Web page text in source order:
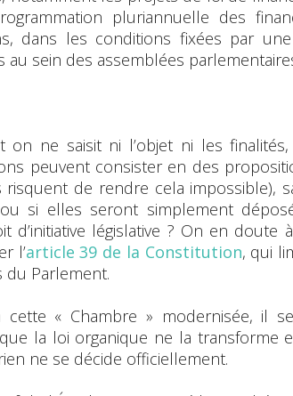
pluriannuelle des
dans les conditions fixées par
sein des assemblées
ne saisit ni l’objet ni les
peuvent consister en des
de rendre cela impossible),
si elles seront simplement
d’initiative législative ? On en doute
l’article 39 de la Constitution, qui
du Parlement.
« Chambre » modernisée, il
la loi organique ne la transforme
ne se décide officiellement.